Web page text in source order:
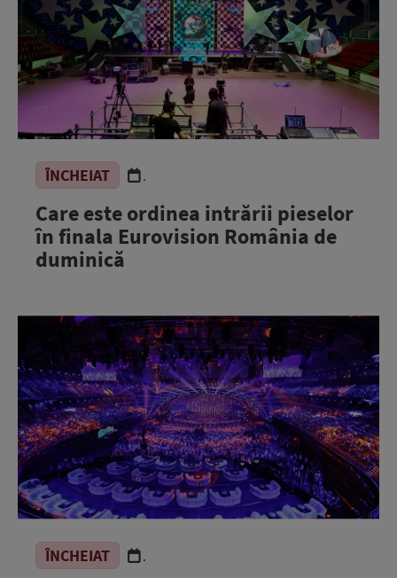
ÎNCHEIAT .
Care este ordinea intrării pieselor
în finala Eurovision România de
duminică
ÎNCHEIAT .